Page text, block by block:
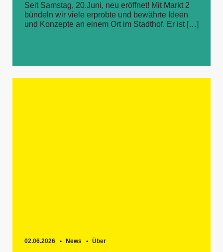
Seit Samstag, 20.Juni, neu eröffnet! Mit Markt 2
bündeln wir viele erprobte und bewährte Ideen
und Konzepte an einem Ort im Stadthof. Er ist […]
02.06.2026 News Über